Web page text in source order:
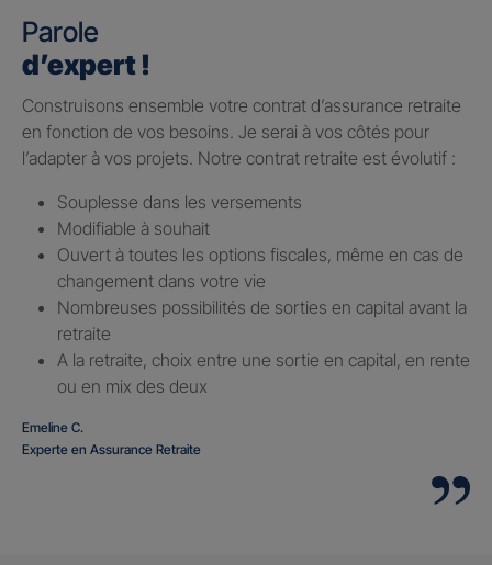
Parole
d’expert !
Construisons ensemble votre contrat d’assurance retraite
en fonction de vos besoins. Je serai à vos côtés pour
l’adapter à vos projets. Notre contrat retraite est évolutif :
Souplesse dans les versements
Modifiable à souhait
Ouvert à toutes les options fiscales, même en cas de
changement dans votre vie
Nombreuses possibilités de sorties en capital avant la
retraite
A la retraite, choix entre une sortie en capital, en rente
ou en mix des deux
Emeline C.
Experte en Assurance Retraite